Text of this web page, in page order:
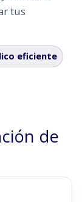
tus
eficiente
de